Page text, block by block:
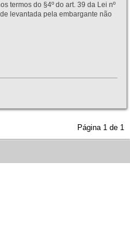
termos do §4º do art. 39 da Lei nº
levantada pela embargante não
Página 1 de 1